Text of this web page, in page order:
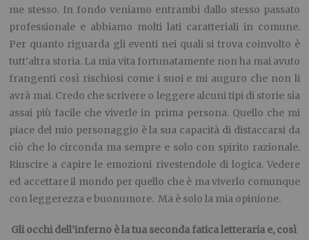
me stesso. In fondo veniamo entrambi dallo stesso passato
professionale e abbiamo molti lati caratteriali in comune.
Per quanto riguarda gli eventi nei quali si trova coinvolto è
tutt’altra storia. La mia vita fortunatamente non ha mai avuto
frangenti così rischiosi come i suoi e mi auguro che non li
avrà mai. Credo che scrivere o leggere alcuni tipi di storie sia
assai più facile che viverle in prima persona. Quello che mi
piace del mio personaggio è la sua capacità di distaccarsi da
ciò che lo circonda ma sempre e solo con spirito razionale.
Riuscire a capire le emozioni rivestendole di logica. Vedere
ed accettare il mondo per quello che è ma viverlo comunque
con leggerezza e buonumore. Ma è solo la mia opinione.
Gli occhi dell’inferno è la tua seconda fatica letteraria e, così